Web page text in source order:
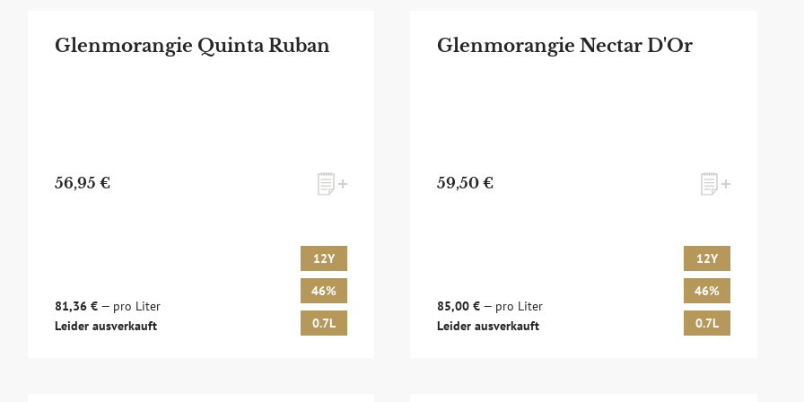
Glenmorangie Quinta Ruban
56,95 €
81,36 €— pro Liter
Leider ausverkauft
12Y
46%
0.7L
Glenmorangie Nectar D'Or
59,50 €
85,00 € — pro Liter
Leider ausverkauft
12Y
46%
0.7L